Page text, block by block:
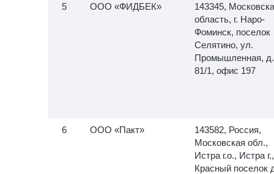
ООО «ФИДБЕК»
143345,
область, г. Наро-
Фоминск, поселок
Селятино, ул.
Промышленная, д.
81/1, офис 197
ООО «Пакт»
143582, Россия,
Московская обл.,
Истра г.о., Истра г.,
Красный поселок